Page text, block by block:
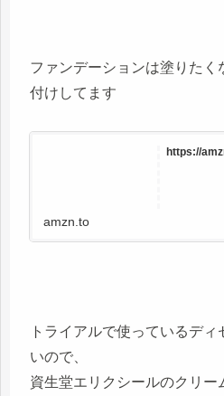
ファンデーションは塗りたく
付けしてます
https://
amzn.to
トライアルで使っているデ
いので、
資生堂エリクシールのクリー